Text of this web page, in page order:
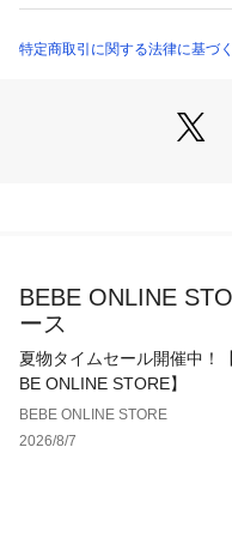
キャミソールは胸元がリ
Tシャツは伸縮性のある
25秋冬アイテム
【DEEP EDGE】
落ち着いたシックなカラ
るダークトンとシャープ
商品番号：2270000016487 （
特定商取引に関する法律に基づ
BEBE ONLINE
ース
夏物タイムセール開催中！
BE ONLINE STORE】
BEBE ONLINE STORE
2026/8/7